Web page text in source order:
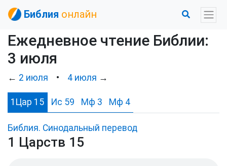
Библия онлайн
Ежедневное чтение Библии:
3 июля
← 2 июля • 4 июля →
1Цар 15 Ис 59 Мф 3 Мф 4
Библия. Синодальный перевод
1 Царств 15